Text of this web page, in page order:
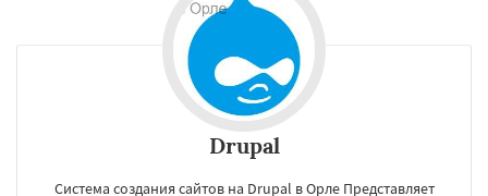
Тамбов Мурманск
Нижневартовск
Йошкар-Ола
Новороссийск
Таганрог Мытищи
Комсомольск-на-Амуре
Шахты
Благовещенск
Великий Новгород
Drupal
Система создания сайтов на Drupal в Орле Представляет
Даю согласие на обработку персональных данных